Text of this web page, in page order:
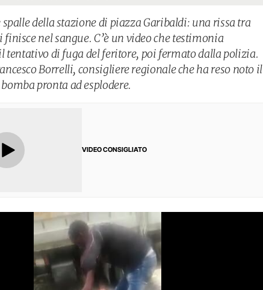
della stazione di piazza Garibaldi: una rissa tra
nel sangue. C’è un video che testimonia
tentativo di fuga del feritore, poi fermato dalla polizia.
Borrelli, consigliere regionale che ha reso noto il
pronta ad esplodere.
VIDEO CONSIGLIATO